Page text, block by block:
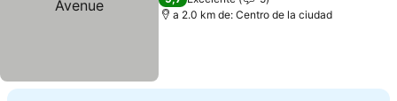
a 2.0 km de: Centro de la ciudad